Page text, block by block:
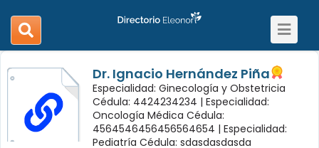
search
navigation
Toggle
Dr. Ignacio Hernández Piña
Especialidad: Ginecología y Obstetricia
Cédula: 4424234234 | Especialidad:
Oncología Médica Cédula:
4564546456456564654 | Especialidad:
Pediatría Cédula: sdasdasdasda